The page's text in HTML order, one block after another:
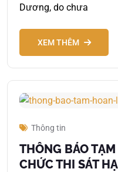
Dương, do chưa
XEM THÊM
Thông tin
THÔNG BÁO
CHỨC THI SÁT